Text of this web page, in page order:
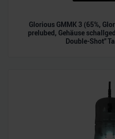
Glorious GMMK 3 (65%,
prelubed, Gehäuse
Double-Shot"